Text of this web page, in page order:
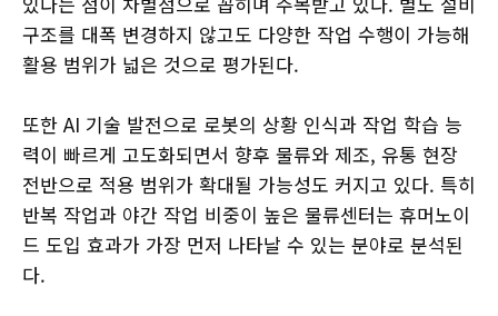
구조를 대폭 변경하지 않고도 다양한 작업 수행이 가능해
활용 범위가 넓은 것으로 평가된다.
또한 AI 기술 발전으로 로봇의 상황 인식과 작업 학습 능
력이 빠르게 고도화되면서 향후 물류와 제조, 유통 현장
전반으로 적용 범위가 확대될 가능성도 커지고 있다. 특히
반복 작업과 야간 작업 비중이 높은 물류센터는 휴머노이
드 도입 효과가 가장 먼저 나타날 수 있는 분야로 분석된
다.